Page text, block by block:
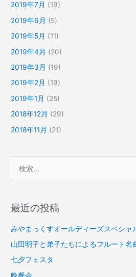
2019年7月 (19)
2019年6月 (5)
2019年5月 (11)
2019年4月 (20)
2019年3月 (19)
2019年2月 (19)
2019年1月 (25)
2018年12月 (29)
2018年11月 (21)
象
:
最近の投稿
みやまっくすオールディーズスペシャ
山田明子と弟子たちによるフルート
七夕フェスタ